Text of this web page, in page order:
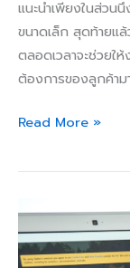
แนะนำเพียงในส่วน
ขนาดเล็ก สุดท้ายแล้
ตลอดเวลาจะช่วยใ
ต้องการของลูกค้า
Read More »
การ
ใช้
Social